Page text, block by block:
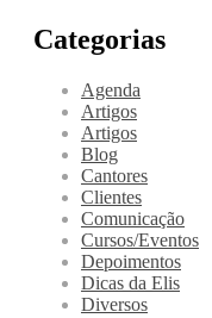
Categorias
Agenda
Artigos
Artigos
Blog
Cantores
Clientes
Comunicação
Cursos/Eventos
Depoimentos
Dicas da Elis
Diversos